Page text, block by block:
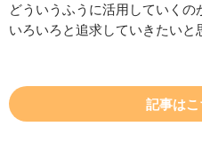
どういうふうに活用していく
いろいろと追求していきたいと
記事はこ